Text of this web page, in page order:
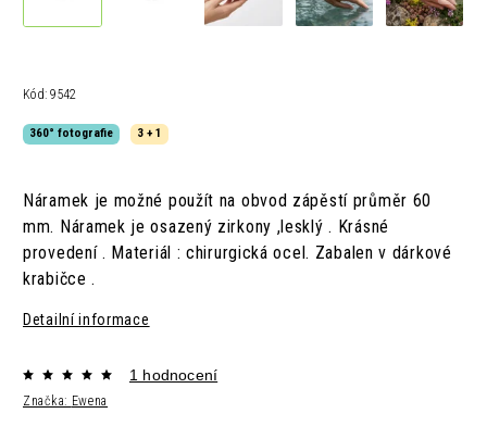
Kód: 9542
360° fotografie 3 + 1
Náramek je možné použít na obvod zápěstí průměr 60
mm. Náramek je osazený zirkony ,lesklý . Krásné
provedení . Materiál : chirurgická ocel. Zabalen v dárkové
krabičce .
Detailní informace
Značka: Ewena
1 hodnocení